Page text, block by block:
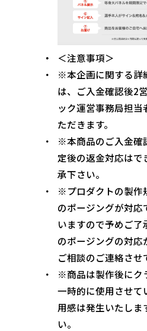
＜注意事項＞
※本企画に関する詳
は、ご入金確認後2
ック運営事務局担
ただきます。
※本商品のご入金確
定後の返金対応はで
承下さい。
※プロダクトの製作
のポージングが対
いますので予めご
のポージングの対
ご相談のご連絡させ
※商品は製作後にク
一時的に使用させて
用感は発生いたしま
い。